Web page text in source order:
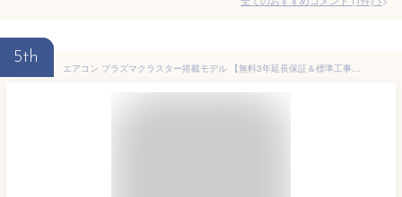
5th
エアコン プラズマクラスター搭載モデル 【無料3年延長保証＆標準工事費込】 冷房/暖房：6畳程度 当店おまかせエアコン工事費込セット 2023年以降モデル ルームエアコン エアコン福袋 当店人気工事セット シャープ限定 冷暖房 【1000円OFFクーポン有★2025/5/6迄】